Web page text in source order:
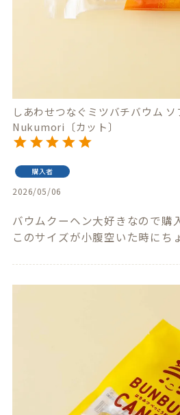
しあわせつなぐミツバチバウム ソ
Nukumori〔カット〕
購入者
2026/05/06
バウムクーヘン大好きなので購
このサイズが小腹空いた時にち